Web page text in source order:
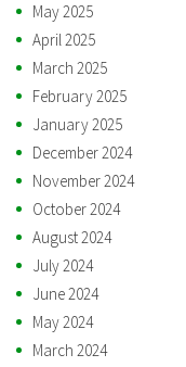
May 2025
April 2025
March 2025
February 2025
January 2025
December 2024
November 2024
October 2024
August 2024
July 2024
June 2024
May 2024
March 2024